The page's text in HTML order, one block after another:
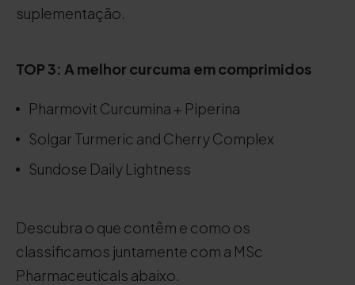
suplementação.
TOP 3: A melhor curcuma em comprimidos
Pharmovit Curcumina + Piperina
Solgar Turmeric and Cherry Complex
Sundose Daily Lightness
Descubra o que contêm e como os
classificamos juntamente com a MSc
Pharmaceuticals abaixo.